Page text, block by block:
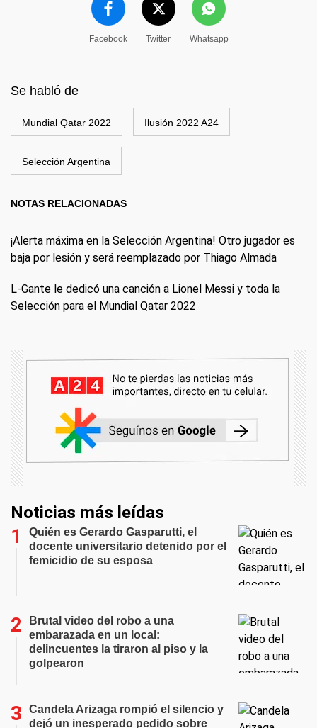
Facebook Twitter Whatsapp
Se habló de
Mundial Qatar 2022 Ilusión 2022 A24
Selección Argentina
NOTAS RELACIONADAS
¡Alerta máxima en la Selección Argentina! Otro jugador es
baja por lesión y será reemplazado por Thiago Almada
L-Gante le dedicó una canción a Lionel Messi y toda la
Selección para el Mundial Qatar 2022
Noticias más leídas
Quién es Gerardo Gasparutti, el
docente universitario detenido por el
femicidio de su esposa
Brutal video del robo a una
embarazada en un local:
delincuentes la tiraron al piso y la
golpearon
Candela Arizaga rompió el silencio y
dejó un inesperado pedido sobre